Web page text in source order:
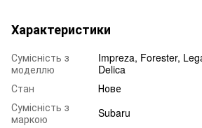
Характеристики
Сумісність з
моделлю
Impreza, Forester,
Delica
Стан
Нове
Сумісність з
маркою
Subaru